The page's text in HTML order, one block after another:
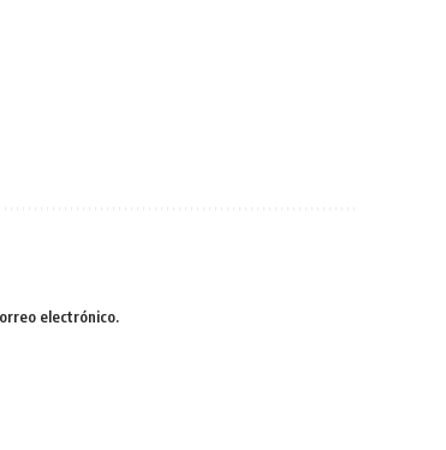
electrónico.